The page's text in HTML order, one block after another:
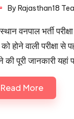
By Rajasthan18
वनपाल भर्ती
होने वाली परीक्षा
की पूरी जानकारी यहां
Read More